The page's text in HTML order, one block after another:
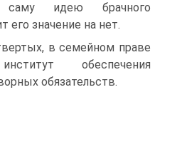
саму идею брачного
его значение на нет.
в семейном праве
обеспечения
обязательств.